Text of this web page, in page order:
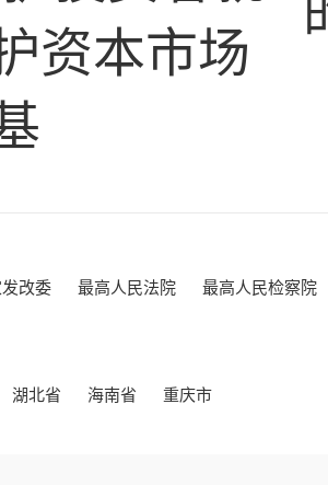
资本市场
发改委 最高人民法院 最高人民检察院
湖北省 海南省 重庆市